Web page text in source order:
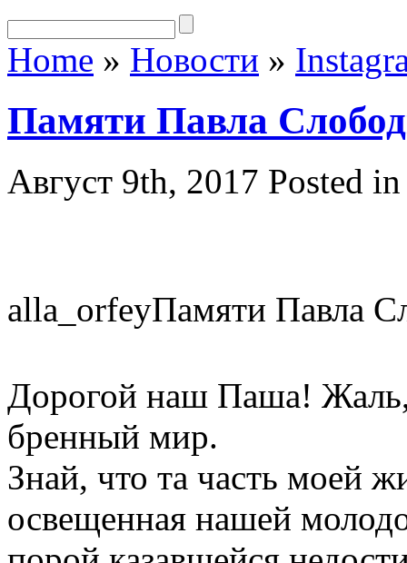
Home » Новости »
Памяти Павла
Август 9th, 2017 Posted
alla_orfeyПамяти Павла
Дорогой наш Паша! Жаль,
бренный мир.
Знай, что та часть моей
освещенная нашей